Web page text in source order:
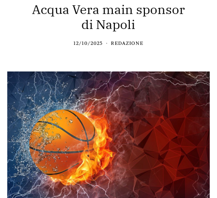
Acqua Vera main sponsor
di Napoli
12/10/2025 REDAZIONE